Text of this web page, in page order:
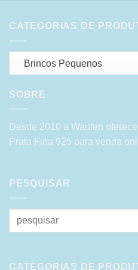
CATEGORIAS DE
Brincos Pequenos
SOBRE
Desde 2010 a Waufen
Prata Fina 925 para venda
PESQUISAR
Pesquisar
por:
CATEGORIAS DE